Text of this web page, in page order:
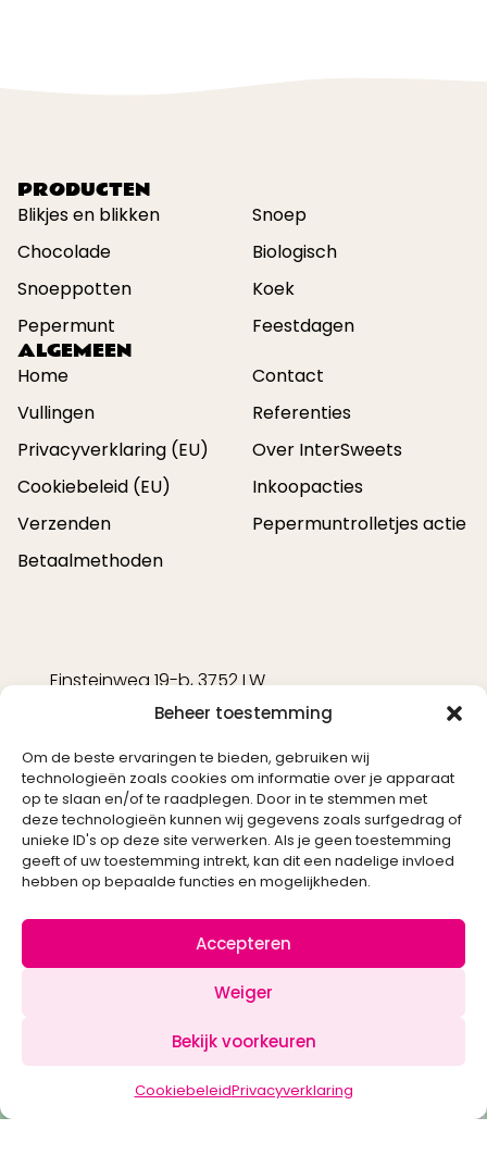
Beheer toestemming
Om de beste ervaringen te bieden, gebruiken wij
technologieën zoals cookies om informatie over je apparaat
op te slaan en/of te raadplegen. Door in te stemmen met
deze technologieën kunnen wij gegevens zoals surfgedrag of
unieke ID's op deze site verwerken. Als je geen toestemming
geeft of uw toestemming intrekt, kan dit een nadelige invloed
hebben op bepaalde functies en mogelijkheden.
Accepteren
Weiger
Bekijk voorkeuren
CookiebeleidPrivacyverklaring
PRODUCTEN
Blikjes en blikken
Snoep
Chocolade
Biologisch
Snoeppotten
Koek
Pepermunt
Feestdagen
ALGEMEEN
Home
Contact
Vullingen
Referenties
Privacyverklaring (EU)
Over InterSweets
Cookiebeleid (EU)
Inkoopacties
Verzenden
Pepermuntrolletjes actie
Betaalmethoden
Einsteinweg 19-b, 3752 LW
Bunschoten-Spakenburg
info@intersweets.nl